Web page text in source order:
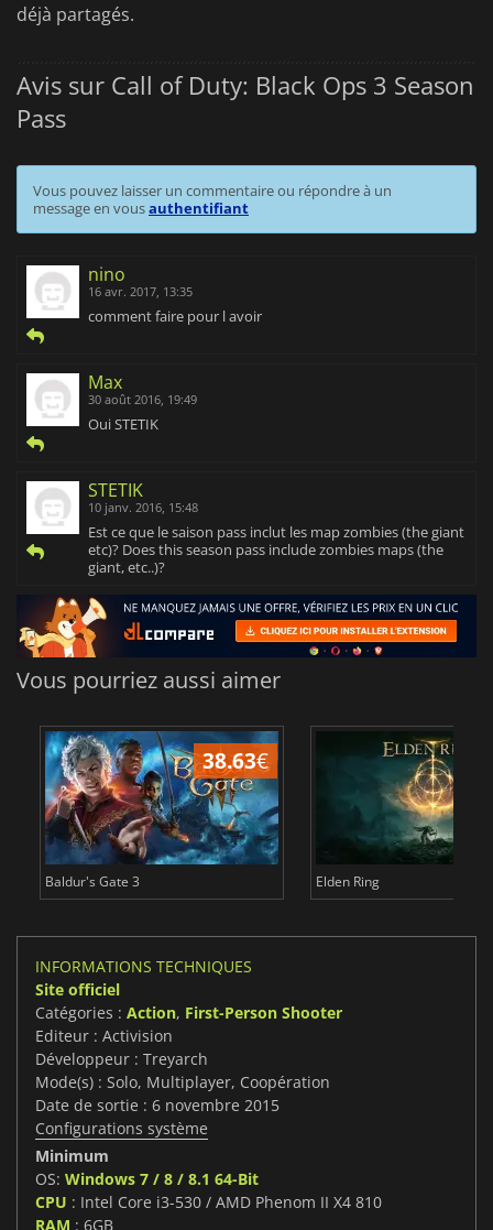
déjà partagés.
Avis sur Call of Duty: Black Ops 3 Season
Pass
Vous pouvez laisser un commentaire ou répondre à un
message en vousauthentifiant
nino
16 avr. 2017, 13:35
comment faire pour l avoir
Max
30 août 2016, 19:49
Oui STETIK
STETIK
10 janv. 2016, 15:48
Est ce que le saison pass inclut les map zombies (the giant
etc)? Does this season pass include zombies maps (the
giant, etc..)?
Vous pourriez aussi aimer
38.63€
Baldur's Gate 3 Elden Ring
INFORMATIONS TECHNIQUES
Site officiel
Catégories : Action, First-Person Shooter
Editeur : Activision
Développeur : Treyarch
Mode(s) : Solo, Multiplayer, Coopération
Date de sortie : 6 novembre 2015
Configurations système
Minimum
OS: Windows 7 / 8 / 8.1 64-Bit
CPU : Intel Core i3-530 / AMD Phenom II X4 810
RAM : 6GB